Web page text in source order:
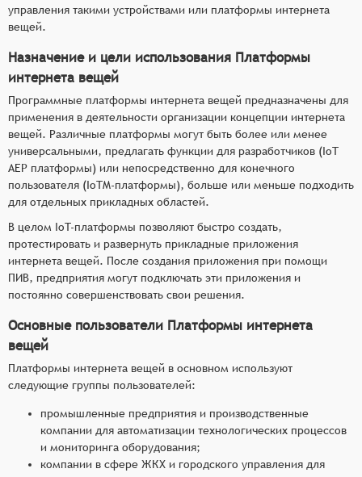
управления такими устройствами или платформы интернета
вещей.
Назначение и цели использования Платформы
интернета вещей
Программные платформы интернета вещей предназначены для
применения в деятельности организации концепции интернета
вещей. Различные платформы могут быть более или менее
универсальными, предлагать функции для разработчиков (IoT
AEP платформы) или непосредственно для конечного
пользователя (IoTM-платформы), больше или меньше подходить
для отдельных прикладных областей.
В целом IoT-платформы позволяют быстро создать,
протестировать и развернуть прикладные приложения
интернета вещей. После создания приложения при помощи
ПИВ, предприятия могут подключать эти приложения и
постоянно совершенствовать свои решения.
Основные пользователи Платформы интернета
вещей
Платформы интернета вещей в основном используют
следующие группы пользователей:
промышленные предприятия и производственные
компании для автоматизации технологических процессов
и мониторинга оборудования;
компании в сфере ЖКХ и городского управления для